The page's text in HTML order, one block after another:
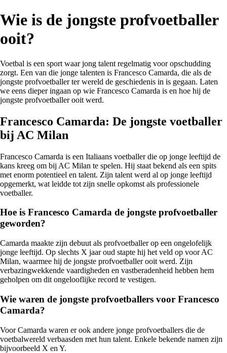
Wie is de jongste profvoetballer
ooit?
Voetbal is een sport waar jong talent regelmatig voor opschudding
zorgt. Een van die jonge talenten is Francesco Camarda, die als de
jongste profvoetballer ter wereld de geschiedenis in is gegaan. Laten
we eens dieper ingaan op wie Francesco Camarda is en hoe hij de
jongste profvoetballer ooit werd.
Francesco Camarda: De jongste voetballer
bij AC Milan
Francesco Camarda is een Italiaans voetballer die op jonge leeftijd de
kans kreeg om bij AC Milan te spelen. Hij staat bekend als een spits
met enorm potentieel en talent. Zijn talent werd al op jonge leeftijd
opgemerkt, wat leidde tot zijn snelle opkomst als professionele
voetballer.
Hoe is Francesco Camarda de jongste profvoetballer
geworden?
Camarda maakte zijn debuut als profvoetballer op een ongelofelijk
jonge leeftijd. Op slechts X jaar oud stapte hij het veld op voor AC
Milan, waarmee hij de jongste profvoetballer ooit werd. Zijn
verbazingwekkende vaardigheden en vastberadenheid hebben hem
geholpen om dit ongelooflijke record te vestigen.
Wie waren de jongste profvoetballers voor Francesco
Camarda?
Voor Camarda waren er ook andere jonge profvoetballers die de
voetbalwereld verbaasden met hun talent. Enkele bekende namen zijn
bijvoorbeeld X en Y.